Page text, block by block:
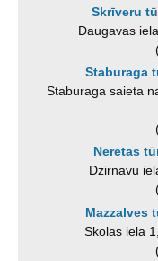
Skrīveru
Daugavas
Staburaga
Staburaga saieta
Neretas
Dzirnavu
Mazzalves
Skolas iela